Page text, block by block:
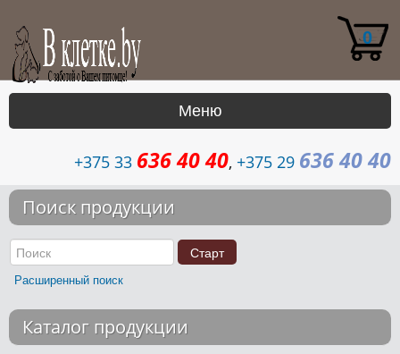
0
Меню
Каталог
Контакты
Возврат
+375 33 636 40 40, +375 29 636 40 40
Поиск продукции
Расширенный поиск
Каталог продукции